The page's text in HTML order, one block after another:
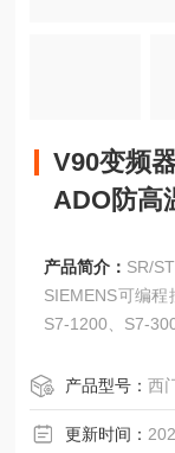
V90变频
ADO防高
产品简介： SR/
SIEMENS可编程
S7-1200、S7-
产品型号：西
更新时间：